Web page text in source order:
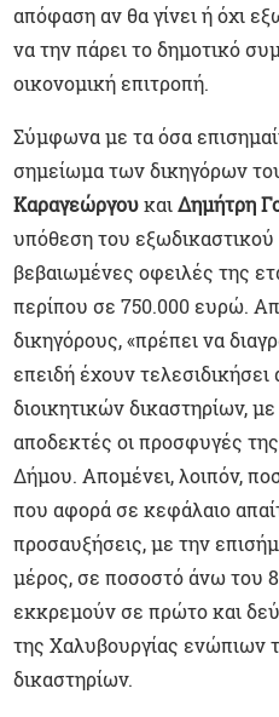
απόφαση αν θα γίνει ή όχι
να την πάρει το δημοτικό
οικονομική επιτροπή.
Σύμφωνα με τα όσα
σημείωμα των δικηγόρων
ΚαραγεώργουκαιΔημήτρη
υπόθεση του εξωδικαστικού
βεβαιωμένες οφειλές της
περίπου σε 750.000 ευρώ.
δικηγόρους, «πρέπει να
επειδή έχουν
διοικητικών δικαστηρίων, με
αποδεκτές οι προσφυγές
Δήμου. Απομένει, λοιπόν,
που αφορά σε κεφάλαιο
προσαυξήσεις, με την
μέρος, σε ποσοστό άνω του
εκκρεμούν σε πρώτο και
της Χαλυβουργίας ενώπιων
δικαστηρίων.